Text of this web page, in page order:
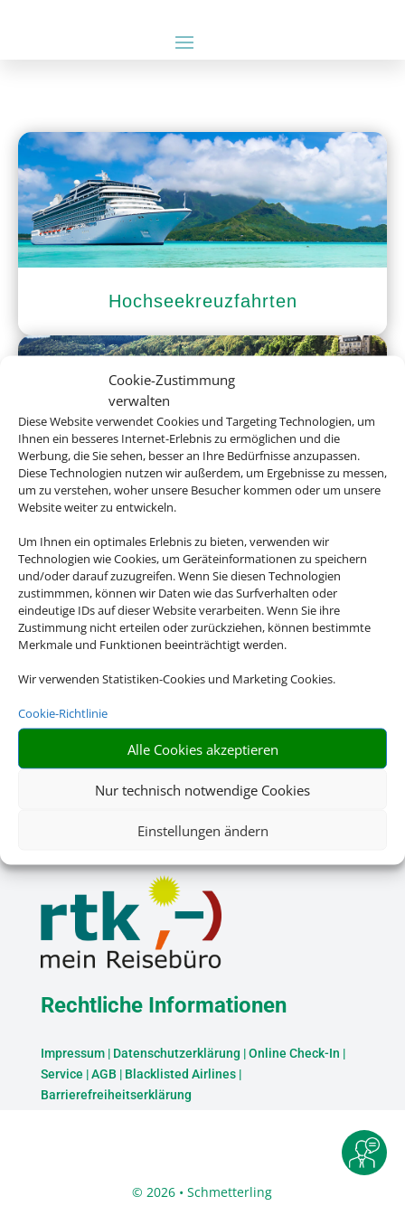
Cookie-Zustimmung
verwalten
Diese Website verwendet Cookies und Targeting Technologien, um
Ihnen ein besseres Internet-Erlebnis zu ermöglichen und die
Werbung, die Sie sehen, besser an Ihre Bedürfnisse anzupassen.
Diese Technologien nutzen wir außerdem, um Ergebnisse zu messen,
um zu verstehen, woher unsere Besucher kommen oder um unsere
Website weiter zu entwickeln.
Um Ihnen ein optimales Erlebnis zu bieten, verwenden wir
Technologien wie Cookies, um Geräteinformationen zu speichern
und/oder darauf zuzugreifen. Wenn Sie diesen Technologien
zustimmmen, können wir Daten wie das Surfverhalten oder
eindeutige IDs auf dieser Website verarbeiten. Wenn Sie ihre
Zustimmung nicht erteilen oder zurückziehen, können bestimmte
Merkmale und Funktionen beeinträchtigt werden.
Wir verwenden Statistiken-Cookies und Marketing Cookies.
Cookie-Richtlinie
Alle Cookies akzeptieren
Nur technisch notwendige Cookies
Einstellungen ändern
Hochseekreuzfahrten
Flusskreuzfahrten
Rechtliche Informationen
Impressum| Datenschutzerklärung |Online Check-In |
Service |AGB | Blacklisted Airlines|
Barrierefreiheitserklärung
© 2026 • Schmetterling